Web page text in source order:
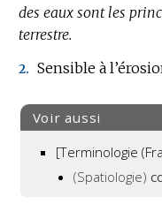
des eaux sont les
terrestre.
2. Sensible à
Voir aussi
[Terminologie
(Spatiologie)